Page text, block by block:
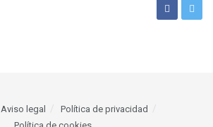
Aviso legal
Política de privacidad